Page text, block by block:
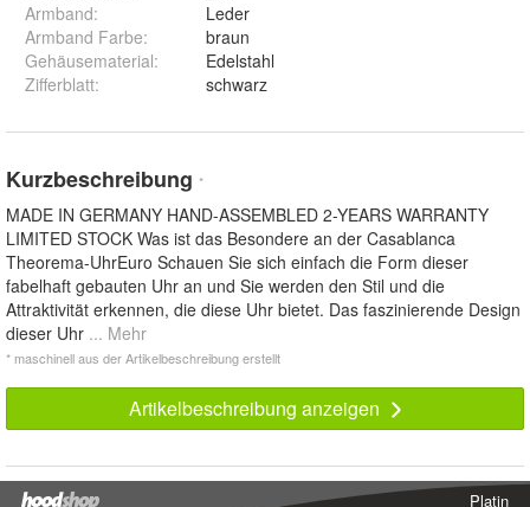
Armband:
Leder
Armband Farbe:
braun
Gehäusematerial:
Edelstahl
Zifferblatt: schwarz
Kurzbeschreibung *
MADE IN GERMANY HAND-ASSEMBLED 2-YEARS WARRANTY
LIMITED STOCK Was ist das Besondere an der Casablanca
Theorema-UhrEuro Schauen Sie sich einfach die Form dieser
fabelhaft gebauten Uhr an und Sie werden den Stil und die
Attraktivität erkennen, die diese Uhr bietet. Das faszinierende Design
dieser Uhr ... Mehr
* maschinell aus der Artikelbeschreibung erstellt
Artikelbeschreibung anzeigen
Platin